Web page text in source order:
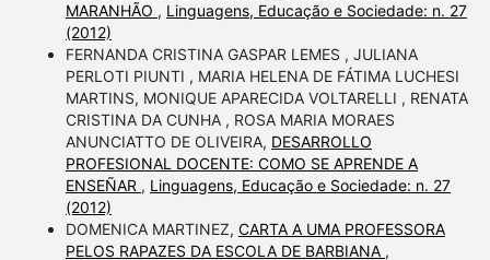
MARANHÃO , Linguagens, Educação e Sociedade: n. 27
(2012)
FERNANDA CRISTINA GASPAR LEMES , JULIANA
PERLOTI PIUNTI , MARIA HELENA DE FÁTIMA LUCHESI
MARTINS, MONIQUE APARECIDA VOLTARELLI , RENATA
CRISTINA DA CUNHA , ROSA MARIA MORAES
ANUNCIATTO DE OLIVEIRA, DESARROLLO
PROFESIONAL DOCENTE: COMO SE APRENDE A
ENSEÑAR , Linguagens, Educação e Sociedade: n. 27
(2012)
DOMENICA MARTINEZ, CARTA A UMA PROFESSORA
PELOS RAPAZES DA ESCOLA DE BARBIANA ,